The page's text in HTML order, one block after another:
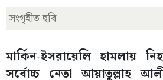
সংগৃহীত ছবি
মার্কিন-ইসরায়েলি হামলায়
সর্বোচ্চ নেতা আয়াতুল্লাহ